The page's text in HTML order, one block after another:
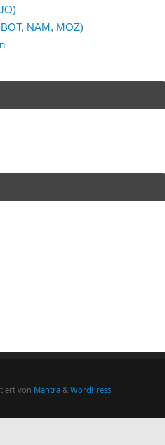
NAM, MOZ)
von Mantra& WordPress.